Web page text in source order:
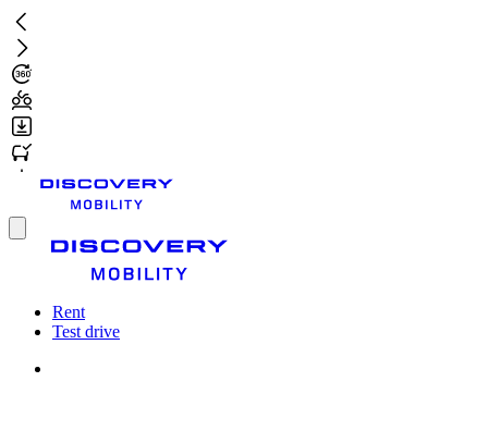
Skip
to
main
content
Toggle
Rent
Test drive